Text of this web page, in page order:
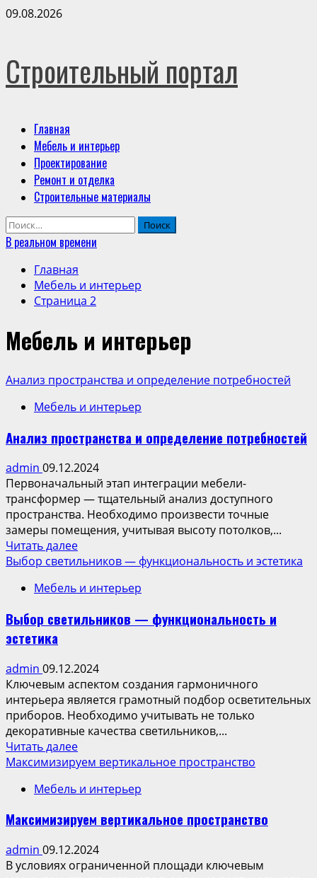
Перейти
09.08.2026
Строительный портал
Основное
меню
Главная
Мебель и интерьер
Проектирование
Ремонт и отделка
Строительные материалы
Найти:
В реальном времени
Главная
Мебель и интерьер
Страница 2
Мебель и интерьер
Анализ пространства и определение потребностей
Мебель и интерьер
Анализ пространства и определение потребностей
admin 09.12.2024
Первоначальный этап интеграции мебели-
трансформер — тщательный анализ доступного
пространства. Необходимо произвести точные
замеры помещения, учитывая высоту потолков,...
Читать далееRead
more
Анализ
и
Выбор светильников — функциональность и эстетика
Мебель и интерьер
Выбор светильников — функциональность и
эстетика
admin 09.12.2024
Ключевым аспектом создания гармоничного
интерьера является грамотный подбор осветительных
приборов. Необходимо учитывать не только
декоративные качества светильников,...
Читать далееRead
more
Выбор
—
и
эстетика
Максимизируем вертикальное пространство
Мебель и интерьер
Максимизируем вертикальное пространство
admin 09.12.2024
В условиях ограниченной площади ключевым